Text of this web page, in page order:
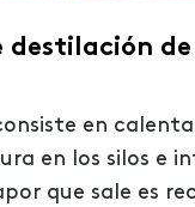
destilación
en
en los silos e
que sale es